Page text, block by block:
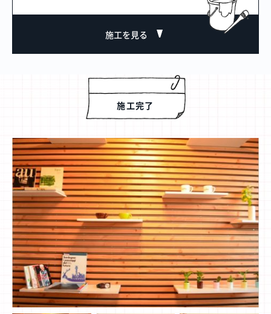
プロジェクト
概要
プロジェクト
概要
プラン一覧
プラン一覧
Blog
Blog
施工を見る
施工完了